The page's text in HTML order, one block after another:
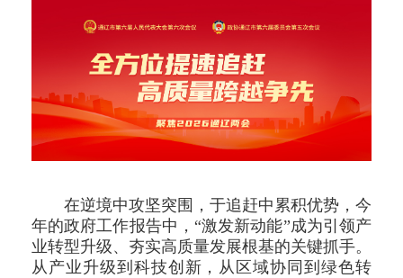
在逆境中攻坚突围，于追赶中累积优势，今
年的政府工作报告中，“激发新动能”成为引领产
业转型升级、夯实高质量发展根基的关键抓手。
从产业升级到科技创新，从区域协同到绿色转